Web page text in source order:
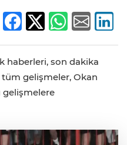
haberleri, son dakika
gelişmeler, Okan
gelişmelere